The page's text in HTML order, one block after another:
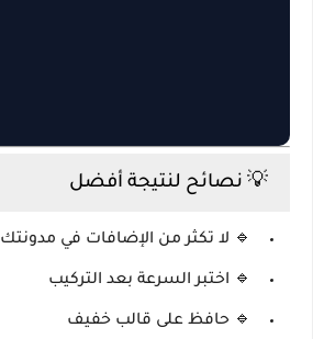
💡 نصائح لنتيجة أفضل
🔹 لا تكثر من الإضافات في مدونتك
🔹 اختبر السرعة بعد التركيب
🔹 حافظ على قالب خفيف